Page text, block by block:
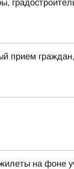
прием
на фоне